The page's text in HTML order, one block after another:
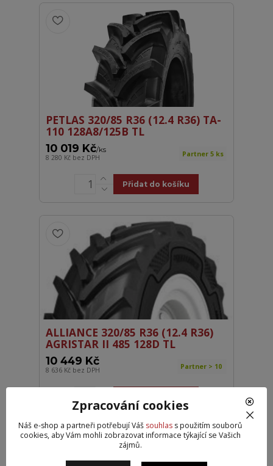
PETLAS 320/85 R36 (12.4 R36) TA-
110 128A8/125B TL
10 019 Kč/ks
8 280 Kč bez DPH Partner 5 ks
Přidat do košíku
ALLIANCE 320/85 R36 (12.4 R36)
AGRISTAR II 485 128D TL
10 449 Kč
8 636 Kč bez DPH Partner > 10
DOPRAVA ZDARMA
Zpracování cookies
Náš e-shop a partneři potřebují Váš souhlass použitím souborů
cookies, aby Vám mohli zobrazovat informace týkající se Vašich
zájmů.